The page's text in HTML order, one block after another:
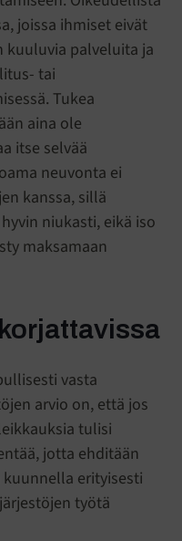
joissa ihmiset eivät
kuuluvia palveluita ja
tai
Tukea
aina ole
itse selvää
neuvonta ei
kanssa, sillä
niukasti, eikä iso
maksamaan
vasta
arvio on, että jos
tulisi
jotta ehditään
erityisesti
työtä